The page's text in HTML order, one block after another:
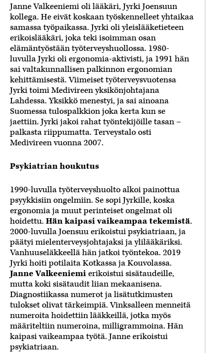
Janne Valkeeniemi oli lääkäri, Jyrki Joensuun
kollega. He eivät koskaan työskennelleet yhtaikaa
samassa työpaikassa. Jyrki oli yleislääketieteen
erikoislääkäri, joka teki isoimman osan
elämäntyöstään työterveyshuollossa. 1980-
luvulla Jyrki oli ergonomia-aktivisti, ja 1991 hän
sai valtakunnallisen palkinnon ergonomian
kehittämisestä. Viimeiset työterveysvuotensa
Jyrki toimi Medivireen yksikönjohtajana
Lahdessa. Yksikkö menestyi, ja sai ainoana
Suomessa tulospalkkion joka kerta kun se
jaettiin. Jyrki jakoi rahat työntekijöille tasan –
palkasta riippumatta. Terveystalo osti
Medivireen vuonna 2007.
Psykiatrian houkutus
1990-luvulla työterveyshuolto alkoi painottua
psyykkisiin ongelmiin. Se sopi Jyrkille, koska
ergonomia ja muut perinteiset ongelmat oli
hoidettu. Hän kaipasi vaikeampaa tekemistä.
2000-luvulla Joensuu erikoistui psykiatriaan, ja
päätyi mielenterveysjohtajaksi ja ylilääkäriksi.
Vanhuuseläkkeellä hän jatkoi työntekoa. 2019
Jyrki hoiti potilaita Kotkassa ja Kouvolassa.
Janne Valkeeniemierikoistui sisätaudeille,
mutta koki sisätaudit liian mekaanisena.
Diagnostiikassa numerot ja lisätutkimusten
tulokset olivat tärkeimpiä. Vinksalleen menneitä
numeroita hoidettiin lääkkeillä, jotka myös
määriteltiin numeroina, milligrammoina. Hän
kaipasi vaikeampaa työtä. Janne erikoistui
psykiatriaan.